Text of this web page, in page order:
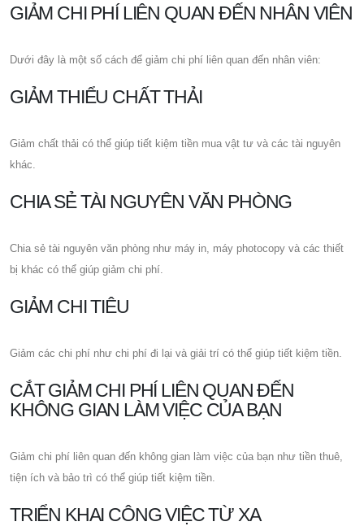
GIẢM CHI PHÍ LIÊN QUAN ĐẾN NHÂN VIÊN
Dưới đây là một số cách để giảm chi phí liên quan đến nhân viên:
GIẢM THIỂU CHẤT THẢI
Giảm chất thải có thể giúp tiết kiệm tiền mua vật tư và các tài nguyên
khác.
CHIA SẺ TÀI NGUYÊN VĂN PHÒNG
Chia sẻ tài nguyên văn phòng như máy in, máy photocopy và các thiết
bị khác có thể giúp giảm chi phí.
GIẢM CHI TIÊU
Giảm các chi phí như chi phí đi lại và giải trí có thể giúp tiết kiệm tiền.
CẮT GIẢM CHI PHÍ LIÊN QUAN ĐẾN
KHÔNG GIAN LÀM VIỆC CỦA BẠN
Giảm chi phí liên quan đến không gian làm việc của bạn như tiền thuê,
tiện ích và bảo trì có thể giúp tiết kiệm tiền.
TRIỂN KHAI CÔNG VIỆC TỪ XA